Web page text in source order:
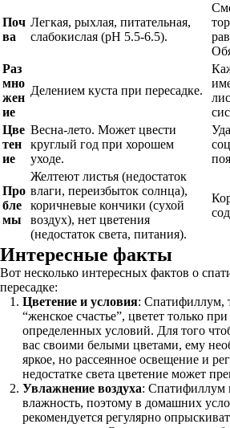
Поч
ва
Легкая, рыхлая, питательная,
слабокислая (pH 5.5-6.5).
Раз
мно
жен
ие
Делением куста при пересадке.
Цве
тен
ие
Весна-лето. Может цвести
круглый год при хорошем
уходе.
Про
бле
мы
Желтеют листья (недостаток
влаги, переизбыток солнца),
коричневые кончики (сухой
воздух), нет цветения
(недостаток света, питания).
Интересные факты
Вот несколько интересных фактов о
пересадке:
Цветение и условия: Спатифиллум,
“женское счастье”, цветет только
определенных условий. Для того
вас своими белыми цветами, ему
яркое, но рассеянное освещение и
недостатке света цветение может
Увлажнение воздуха: Спатифиллум
влажность, поэтому в домашних
рекомендуется регулярно